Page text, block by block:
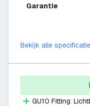
Garantie
Bekijk alle
GU10 Fitting: